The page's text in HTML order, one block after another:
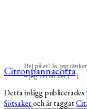
Hej på er! Ja, jag
– jag vet att det […]
Citronpannacotta
Detta inlägg publicerades
Sötsakeroch är taggat